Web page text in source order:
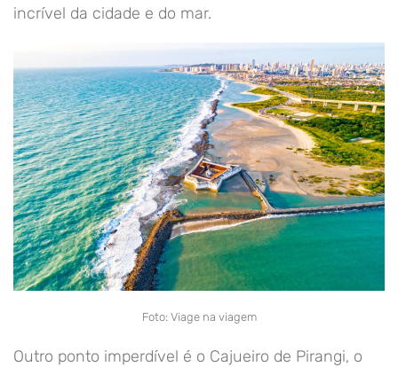
incrível da cidade e do mar.
Foto: Viage na viagem
Outro ponto imperdível é o Cajueiro de Pirangi, o